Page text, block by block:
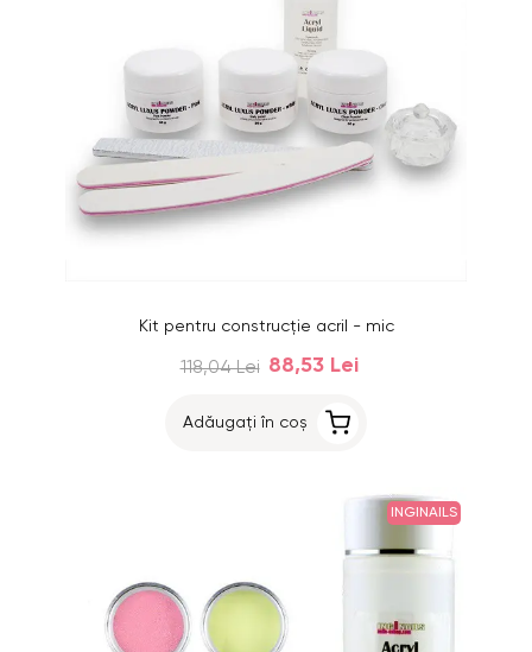
Kit pentru construcție acril - mic
118,04 Lei 88,53 Lei
Adăugați în coș
INGINAILS